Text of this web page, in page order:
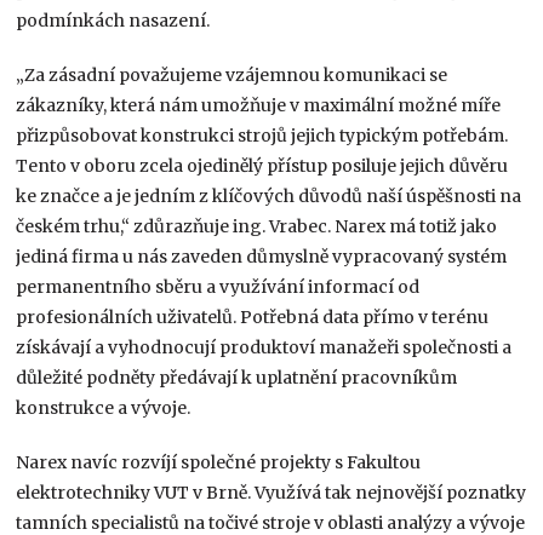
podmínkách nasazení.
„Za zásadní považujeme vzájemnou komunikaci se
zákazníky, která nám umožňuje v maximální možné míře
přizpůsobovat konstrukci strojů jejich typickým potřebám.
Tento v oboru zcela ojedinělý přístup posiluje jejich důvěru
ke značce a je jedním z klíčových důvodů naší úspěšnosti na
českém trhu,“ zdůrazňuje ing. Vrabec. Narex má totiž jako
jediná firma u nás zaveden důmyslně vypracovaný systém
permanentního sběru a využívání informací od
profesionálních uživatelů. Potřebná data přímo v terénu
získávají a vyhodnocují produktoví manažeři společnosti a
důležité podněty předávají k uplatnění pracovníkům
konstrukce a vývoje.
Narex navíc rozvíjí společné projekty s Fakultou
elektrotechniky VUT v Brně. Využívá tak nejnovější poznatky
tamních specialistů na točivé stroje v oblasti analýzy a vývoje